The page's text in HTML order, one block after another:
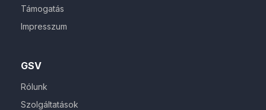
GSV
Rólunk
Szolgáltatások
Támogatás
Impresszum